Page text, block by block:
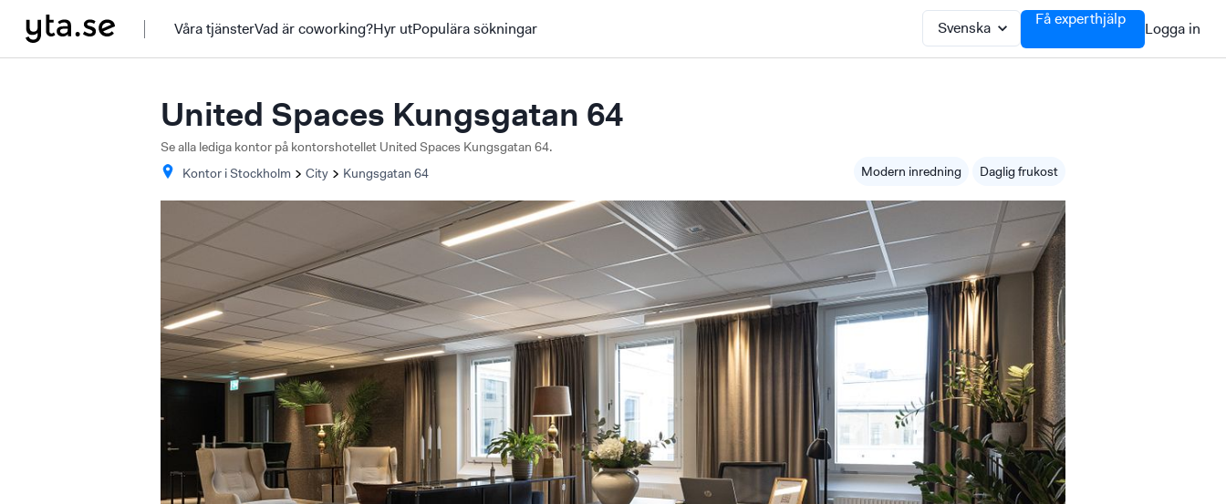
Våra tjänsterVad är coworking?Hyr utPopulära sökningar
Få experthjälp
Logga in
United Spaces Kungsgatan 64
Se alla lediga kontor på kontorshotellet United Spaces Kungsgatan 64.
Kontor i Stockholm City Kungsgatan 64 Modern inredning Daglig frukost